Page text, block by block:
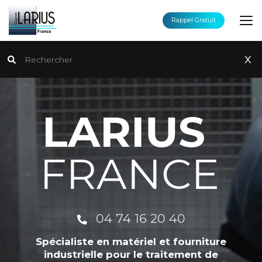
Aller
au
contenu
principal
Rechercher
x
Rappel Gratuit
04 74 16 20 40
Spécialiste en matériel et fourniture
industrielle pour le traitement de